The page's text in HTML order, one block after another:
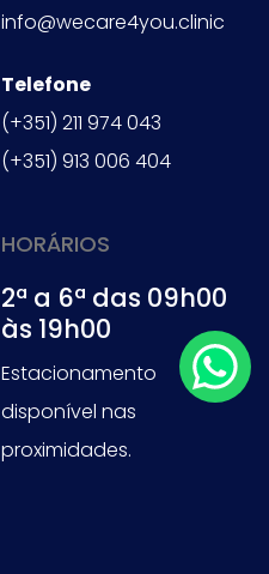
info@wecare4you.clinic
Telefone
(+351) 211 974 043
(+351) 913 006 404
HORÁRIOS
2ª a 6ª das 09h00
às 19h00
Estacionamento
disponível nas
proximidades.